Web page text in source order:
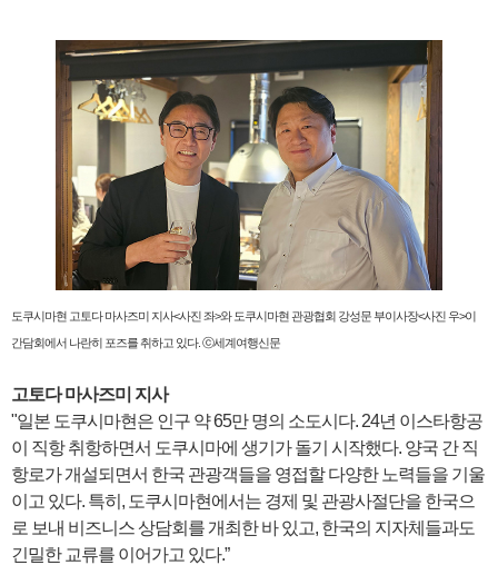
도쿠시마현 고토다 마사즈미 지사<사진 좌>와 도쿠시마현 관광협회 강성문 부이사장<사진 우>이
간담회에서 나란히 포즈를 취하고 있다. ⓒ세계여행신문
고토다 마사즈미 지사
"일본 도쿠시마현은 인구 약 65만 명의 소도시다. 24년 이스타항공
이 직항 취항하면서 도쿠시마에 생기가 돌기 시작했다. 양국 간 직
항로가 개설되면서 한국 관광객들을 영접할 다양한 노력들을 기울
이고 있다. 특히, 도쿠시마현에서는 경제 및 관광사절단을 한국으
로 보내 비즈니스 상담회를 개최한 바 있고, 한국의 지자체들과도
긴밀한 교류를 이어가고 있다.”